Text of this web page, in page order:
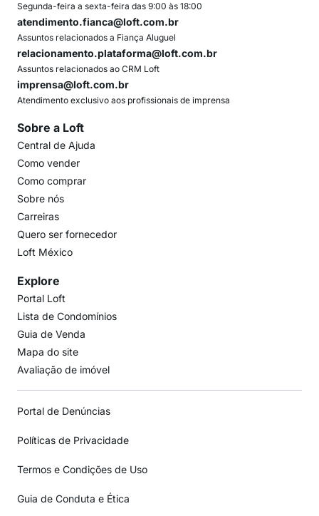
Segunda-feira a sexta-feira das 9:00 às 18:00
atendimento.fianca@loft.com.br
Assuntos relacionados a Fiança Aluguel
relacionamento.plataforma@loft.com.br
Assuntos relacionados ao CRM Loft
imprensa@loft.com.br
Atendimento exclusivo aos profissionais de imprensa
Sobre a Loft
Central de Ajuda
Como vender
Como comprar
Sobre nós
Carreiras
Quero ser fornecedor
Loft México
Explore
Portal Loft
Lista de Condomínios
Guia de Venda
Mapa do site
Avaliação de imóvel
Portal de Denúncias
Políticas de Privacidade
Termos e Condições de Uso
Guia de Conduta e Ética